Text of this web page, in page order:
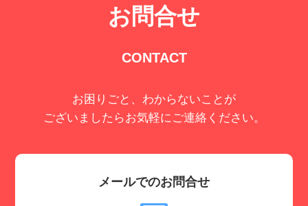
お問合せ
CONTACT
お困りごと、わからないことが
ございましたらお気軽にご連絡ください。
メールでのお問合せ